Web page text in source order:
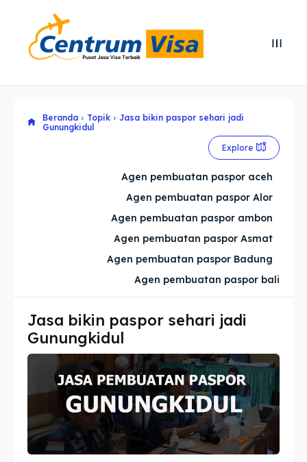
Explore our destinations
Imta
Legalisir
Apostille
Penerjemah
Asuransi
Explore our destinations
Imta
Legalisir
Apostille
Penerjemah
Asuransi
Beranda Topik
Jasa bikin paspor sehari jadi
Gunungkidul
Explore
Agen pembuatan paspor aceh
Agen pembuatan paspor Alor
Agen pembuatan paspor ambon
Agen pembuatan paspor Asmat
Agen pembuatan paspor Badung
Agen pembuatan paspor bali
Jasa bikin paspor sehari jadi
Gunungkidul